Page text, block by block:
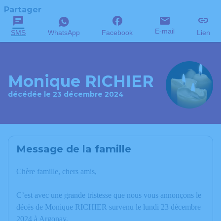
Partager
SMS WhatsApp Facebook E-mail Lien
Monique RICHIER
décédée le 23 décembre 2024
Message de la famille
Chère famille, chers amis,
C’est avec une grande tristesse que nous vous annonçons le
décès de Monique RICHIER survenu le lundi 23 décembre
2024 à Argonay.